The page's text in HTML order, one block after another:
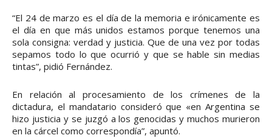
“El 24 de marzo es el día de la memoria e irónicamente es
el día en que más unidos estamos porque tenemos una
sola consigna: verdad y justicia. Que de una vez por todas
sepamos todo lo que ocurrió y que se hable sin medias
tintas”, pidió Fernández.
En relación al procesamiento de los crímenes de la
dictadura, el mandatario consideró que «en Argentina se
hizo justicia y se juzgó a los genocidas y muchos murieron
en la cárcel como correspondía”, apuntó.